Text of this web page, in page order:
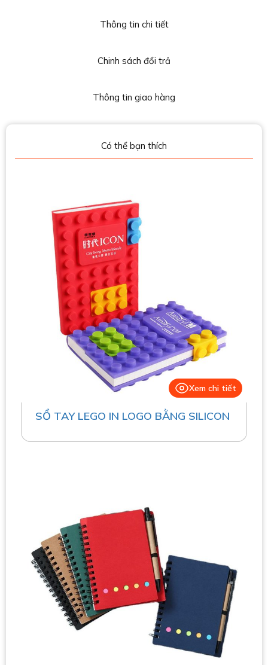
Thông tin chi tiết
Chinh sách đổi trả
Thông tin giao hàng
Có thể bạn thích
Xem chi tiết
SỔ TAY LEGO IN LOGO BẰNG SILICON